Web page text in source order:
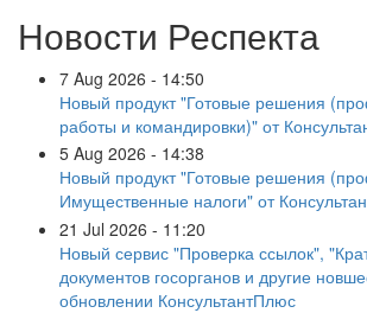
Новости Респекта
7 Aug 2026 - 14:50
Новый продукт "Готовые решения
работы и командировки)" от
5 Aug 2026 - 14:38
Новый продукт "Готовые решения
Имущественные налоги" от
21 Jul 2026 - 11:20
Новый сервис "Проверка ссылок",
документов госорганов и другие
обновлении КонсультантПлюс